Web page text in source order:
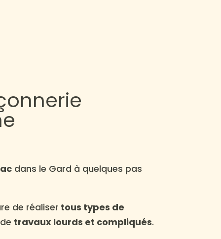
dans le Gard à quelques pas
de réaliser tous types de
travaux lourds et compliqués.